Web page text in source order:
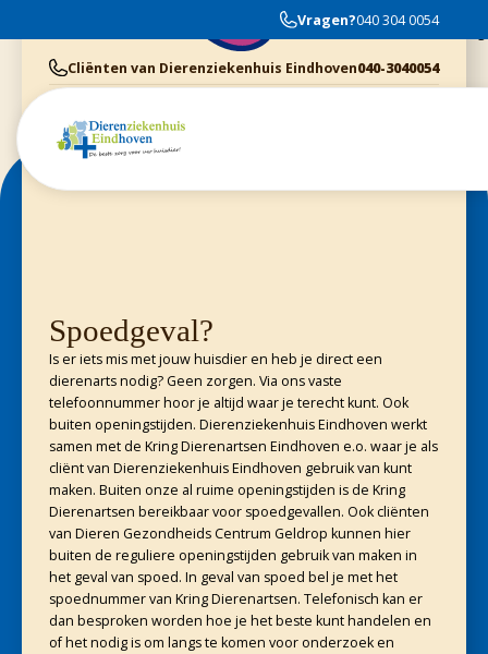
Vragen?040 304 0054
Goede uitleg van doctor Bernard. Het is niet de goedkoopste plek voor je
dier, maar wel de meest uitgebreide plek qua behandeling.
Cliënten van Dierenziekenhuis Eindhoven040-3040054
Cliënten van Kring Eindhoven
Spoedgeval?
Is er iets mis met jouw huisdier en heb je direct een
dierenarts nodig? Geen zorgen. Via ons vaste
telefoonnummer hoor je altijd waar je terecht kunt. Ook
buiten openingstijden. Dierenziekenhuis Eindhoven werkt
samen met de Kring Dierenartsen Eindhoven e.o. waar je als
cliënt van Dierenziekenhuis Eindhoven gebruik van kunt
maken. Buiten onze al ruime openingstijden is de Kring
Dierenartsen bereikbaar voor spoedgevallen. Ook cliënten
van Dieren Gezondheids Centrum Geldrop kunnen hier
buiten de reguliere openingstijden gebruik van maken in
het geval van spoed. In geval van spoed bel je met het
spoednummer van Kring Dierenartsen. Telefonisch kan er
dan besproken worden hoe je het beste kunt handelen en
of het nodig is om langs te komen voor onderzoek en